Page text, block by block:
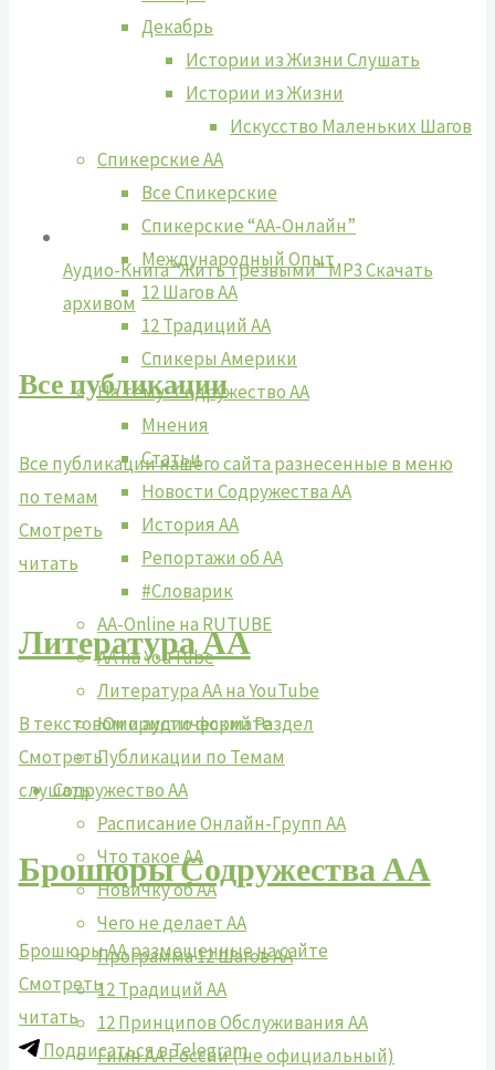
Декабрь
Истории из Жизни Слушать
Истории из Жизни
Искусство Маленьких Шагов
Спикерские АА
Все Спикерские
Спикерские “АА-Онлайн”
Международный Опыт
12 Шагов АА
12 Традиций АА
Спикеры Америки
На тему- Содружество АА
Мнения
Статьи
Новости Содружества АА
История АА
Репортажи об АА
#Словарик
AA-Online на RUTUBE
АA на YouTube
Литература АА на YouTube
Юмористический Раздел
Публикации по Темам
Содружество АА
Расписание Онлайн-Групп АА
Что такое АА
Новичку об АА
Чего не делает АА
Программа 12 Шагов АА
12 Традиций АА
12 Принципов Обслуживания АА
Гимн АА России ( не официальный)
Аудио-Книга “Жить трезвыми” MP3Cкачать
архивом
Все публикации
Все публикации нашего сайта разнесенные в меню
по темам
Смотреть
читать
Литература АА
В текстовом и аудио формате
Смотреть
слушать
Брошюры Содружества АА
Брошюры АА размещенные на сайте
Смотреть
читать
Подписаться в Telegram